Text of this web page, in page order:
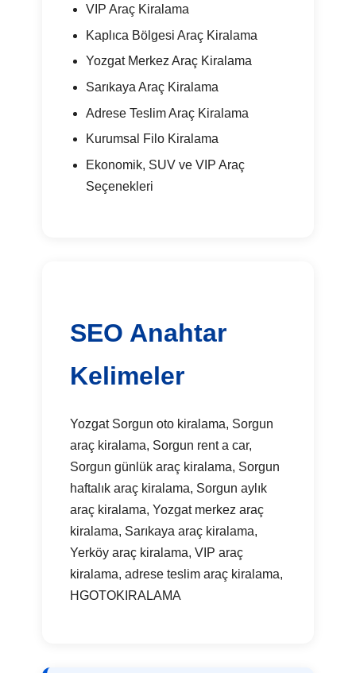
VIP Araç Kiralama
Kaplıca Bölgesi Araç Kiralama
Yozgat Merkez Araç Kiralama
Sarıkaya Araç Kiralama
Adrese Teslim Araç Kiralama
Kurumsal Filo Kiralama
Ekonomik, SUV ve VIP Araç
Seçenekleri
SEO Anahtar
Kelimeler
Yozgat Sorgun oto kiralama, Sorgun
araç kiralama, Sorgun rent a car,
Sorgun günlük araç kiralama, Sorgun
haftalık araç kiralama, Sorgun aylık
araç kiralama, Yozgat merkez araç
kiralama, Sarıkaya araç kiralama,
Yerköy araç kiralama, VIP araç
kiralama, adrese teslim araç kiralama,
HGOTOKIRALAMA